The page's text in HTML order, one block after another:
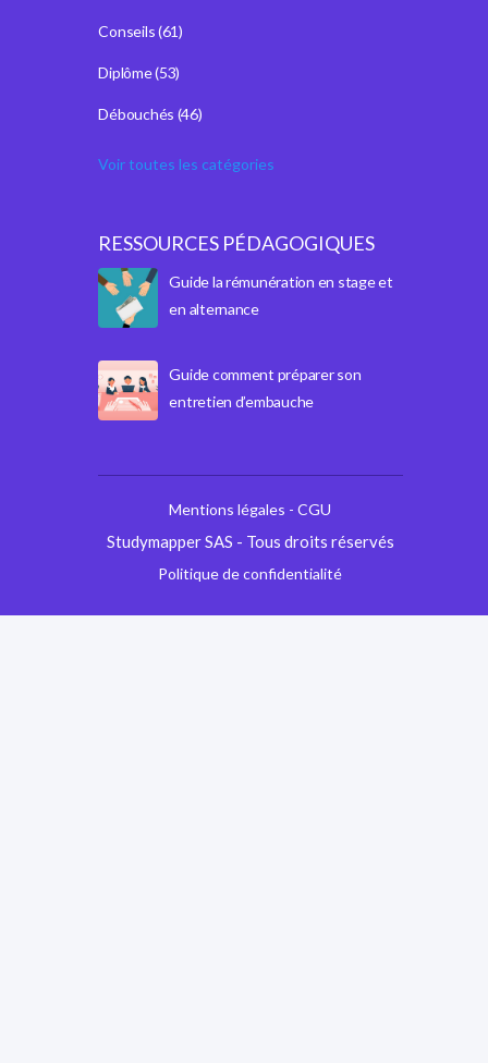
Conseils(61)
Diplôme(53)
Débouchés (46)
Voir toutes les catégories
RESSOURCES PÉDAGOGIQUES
Guide la rémunération en stage et
en alternance
Guide comment préparer son
entretien d’embauche
Mentions légales - CGU
Studymapper SAS - Tous droits réservés
Politique de confidentialité